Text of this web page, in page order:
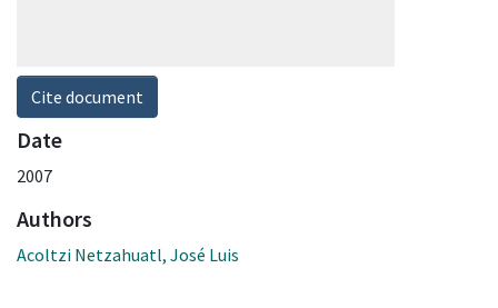
Cite document
Date
2007
Authors
Acoltzi Netzahuatl, José Luis